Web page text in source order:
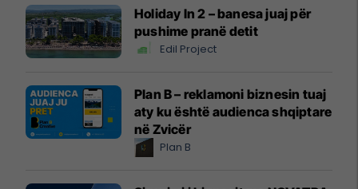
Holiday In 2 – banesa juaj për
pushime pranë detit
Edil Project
Plan B – reklamoni biznesin tuaj
aty ku është audienca shqiptare
në Zvicër
Plan B